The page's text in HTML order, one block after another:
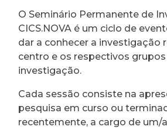
O Seminário Permanente de
CICS.NOVA é um ciclo de
dar a conhecer a investigação
centro e os respectivos
investigação.
Cada sessão consiste na
pesquisa em curso ou
recentemente, a cargo de um/